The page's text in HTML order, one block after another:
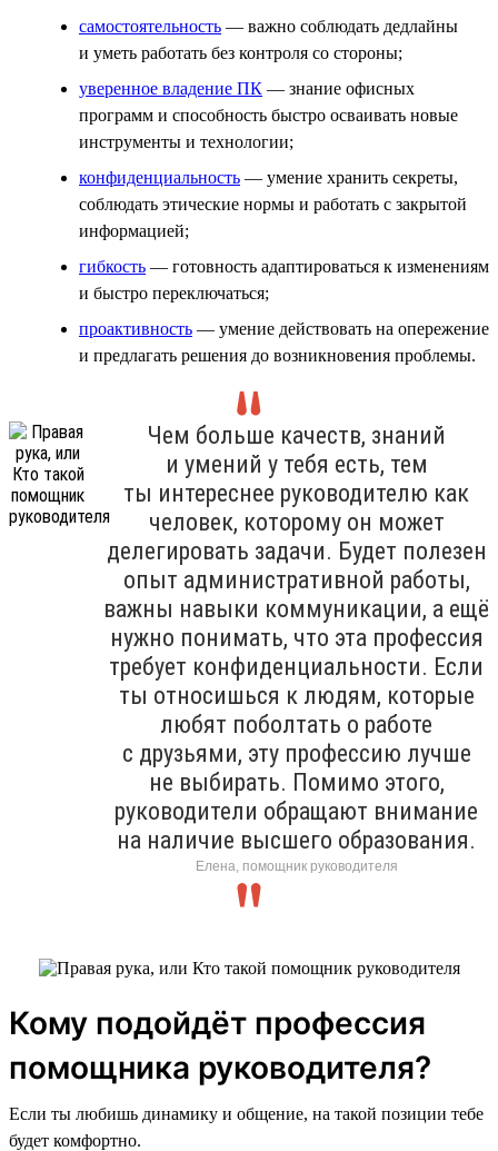
самостоятельность — важно соблюдать дедлайны
и уметь работать без контроля со стороны;
уверенное владение ПК — знание офисных
программ и способность быстро осваивать новые
инструменты и технологии;
конфиденциальность — умение хранить секреты,
соблюдать этические нормы и работать с закрытой
информацией;
гибкость — готовность адаптироваться к изменениям
и быстро переключаться;
проактивность — умение действовать на опережение
и предлагать решения до возникновения проблемы.
Чем больше качеств, знаний
и умений у тебя есть, тем
ты интереснее руководителю как
человек, которому он может
делегировать задачи. Будет полезен
опыт административной работы,
важны навыки коммуникации, а ещё
нужно понимать, что эта профессия
требует конфиденциальности. Если
ты относишься к людям, которые
любят поболтать о работе
с друзьями, эту профессию лучше
не выбирать. Помимо этого,
руководители обращают внимание
на наличие высшего образования.
Елена, помощник руководителя
Кому подойдёт профессия
помощника руководителя?
Если ты любишь динамику и общение, на такой позиции тебе
будет комфортно.